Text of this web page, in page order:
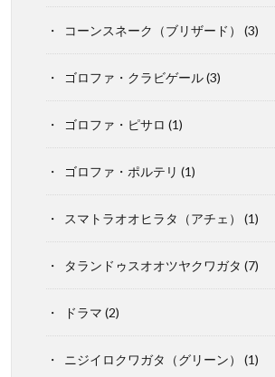
コーンスネーク（ブリザード） (3)
ゴロファ・クラビゲール(3)
ゴロファ・ピサロ (1)
ゴロファ・ポルテリ (1)
スマトラオオヒラタ（アチェ） (1)
タランドゥスオオツヤクワガタ (7)
ドラマ (2)
ニジイロクワガタ（グリーン） (1)